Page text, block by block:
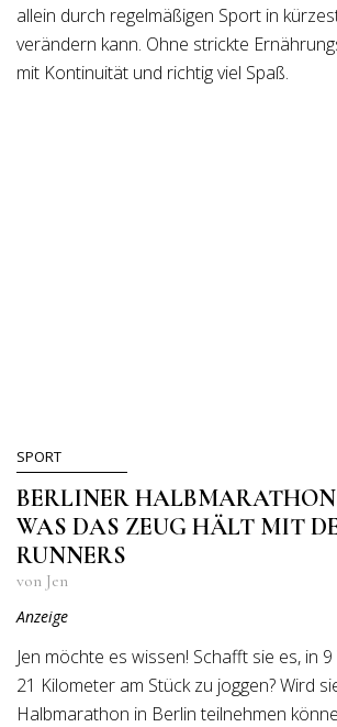
allein durch regelmäßigen Sport in
verändern kann. Ohne strickte
mit Kontinuität und richtig viel Spaß.
SPORT
BERLINER
WAS DAS ZEUG HÄLT MIT
RUNNERS
von Jen
Anzeige
Jen möchte es wissen! Schafft sie es, in
21 Kilometer am Stück zu joggen? Wird
Halbmarathon in Berlin teilnehmen